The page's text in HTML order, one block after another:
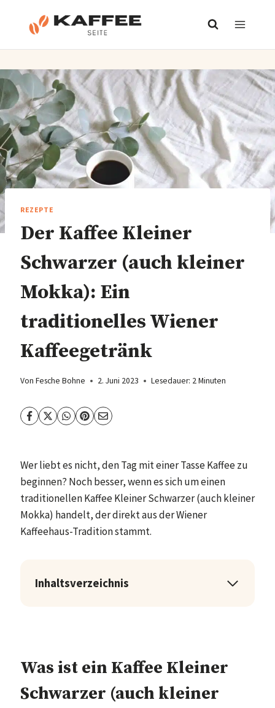
REZEPTE
Der Kaffee Kleiner
Schwarzer (auch kleiner
Mokka): Ein
traditionelles Wiener
Kaffeegetränk
Von Fesche Bohne 2. Juni 2023 Lesedauer: 2Minuten
Wer liebt es nicht, den Tag mit einer Tasse Kaffee zu
beginnen? Noch besser, wenn es sich um einen
traditionellen Kaffee Kleiner Schwarzer (auch kleiner
Mokka) handelt, der direkt aus der Wiener
Kaffeehaus-Tradition stammt.
Inhaltsverzeichnis
Was ist ein Kaffee Kleiner
Schwarzer (auch kleiner